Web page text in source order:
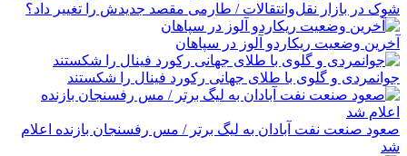
شوک در بازار نقل‌وانتقالات / طارمی مقصد جدیدش را تغییر داد؟
آخرین وضعیت ریکاردو آلوز در سپاهان
جوانمردی و گلوی با طلای جهانی رکورد فینال را شکستند
صعود صنعت نفت آبادان به لیگ برتر / مس رفسنجان بازنده اعلام
شد